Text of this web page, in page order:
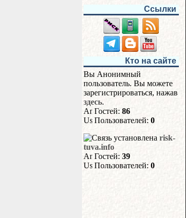
Ссылки
Кто на сайте
Вы Анонимный
пользователь. Вы можете
зарегистрироваться, нажав
здесь.
Гостей: 86
Пользователей: 0
risk-
tuva.info
Гостей: 39
Пользователей: 0